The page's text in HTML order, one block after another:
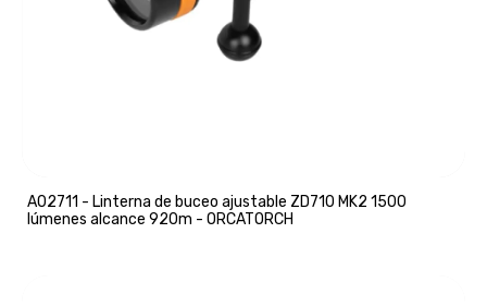
A02711 - Linterna de buceo ajustable ZD710 MK2 1500
lúmenes alcance 920m - ORCATORCH